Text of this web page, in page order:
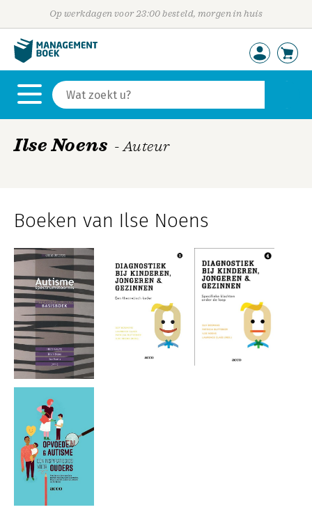
Op werkdagen voor 23:00 besteld, morgen in huis
Ilse Noens - Auteur
Boeken van Ilse Noens